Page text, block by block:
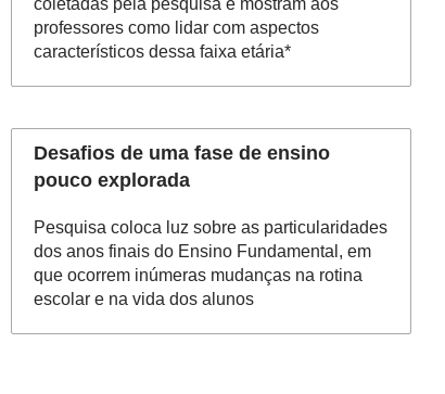
coletadas pela pesquisa e mostram aos
professores como lidar com aspectos
característicos dessa faixa etária*
Desafios de uma fase de ensino
pouco explorada
Pesquisa coloca luz sobre as particularidades
dos anos finais do Ensino Fundamental, em
que ocorrem inúmeras mudanças na rotina
escolar e na vida dos alunos